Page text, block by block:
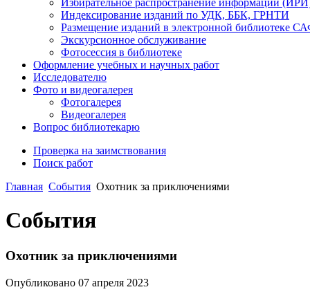
Избирательное распространение информации
Индексирование изданий по УДК, ББК, ГРНТИ
Размещение изданий в электронной библиотеке
Экскурсионное обслуживание
Фотосессия в библиотеке
Оформление учебных и научных работ
Исследователю
Фото и видеогалерея
Фотогалерея
Видеогалерея
Вопрос библиотекарю
Проверка на заимствования
Поиск работ
Главная События Охотник за приключениями
События
Охотник за приключениями
Опубликовано 07 апреля 2023